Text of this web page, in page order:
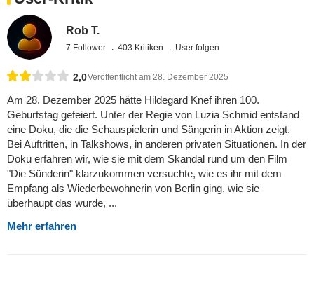
Rob T.
7 Follower 403 Kritiken User folgen
2,0Veröffentlicht am 28. Dezember 2025
Am 28. Dezember 2025 hätte Hildegard Knef ihren 100.
Geburtstag gefeiert. Unter der Regie von Luzia Schmid entstand
eine Doku, die die Schauspielerin und Sängerin in Aktion zeigt.
Bei Auftritten, in Talkshows, in anderen privaten Situationen. In der
Doku erfahren wir, wie sie mit dem Skandal rund um den Film
"Die Sünderin" klarzukommen versuchte, wie es ihr mit dem
Empfang als Wiederbewohnerin von Berlin ging, wie sie
überhaupt das wurde, ...
Mehr erfahren